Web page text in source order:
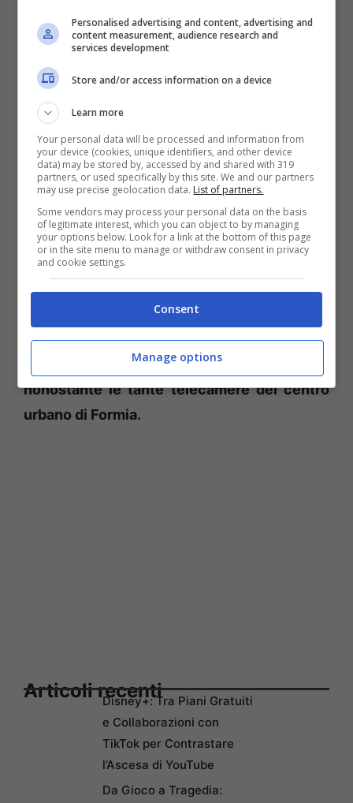
piombato, in pigiama, il titolare, Tommaso
Bartolomeo, allertato dal sistema d’allarme
del Caffè Bitti. Il ladro ha fatto perdere
definitivamente le proprie tracce dopo aver
compiuto il secondo furto, il più rischioso.
Il primo era portato a terminema con un
bottino, 1800 euro, più magro – si fa per dire
ai danni delbar pasticceria “Vezza”nella
parallela via Lavanga, nella zona retrostante il
Cafè Bitti . Ilmodus operandi era stato lo
stessoe le indagini dei Carabinieri non
disperano di risalire al ladro utilizzando il
contenuto del sistema di video sorveglianza
delle due attività commerciali “violate”
nonostante le tante telecamere del centro
urbano di Formia.
Articoli recentiDisney+: Tra Piani Gratuiti
e Collaborazioni con
TikTok per Contrastare
l’Ascesa di YouTube
Da Gioco a Tragedia:
Personalised advertising and content, advertising and
content measurement, audience research and
services development
Store and/or access information on a device
Learn more
Your personal data will be processed and information from
your device (cookies, unique identifiers, and other device
data) may be stored by, accessed by and shared with 319
partners, or used specifically by this site. We and our partners
may use precise geolocation data. List of partners.
Some vendors may process your personal data on the basis
of legitimate interest, which you can object to by managing
your options below. Look for a link at the bottom of this page
or in the site menu to manage or withdraw consent in privacy
and cookie settings.
Consent
Manage options